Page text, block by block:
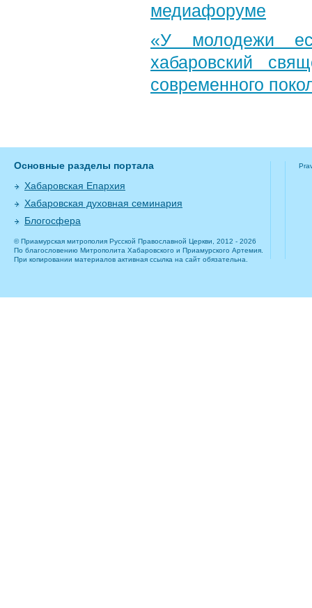
медиафоруме
«У молодежи
хабаровский
современного
Основные разделы портала
Хабаровская Епархия
Хабаровская духовная семинария
Блогосфера
© Приамурская митрополия Русской Православной Церкви, 2012 - 2026
По благословению Митрополита Хабаровского и Приамурского Артемия.
При копировании материалов активная ссылка на сайт обязательна.